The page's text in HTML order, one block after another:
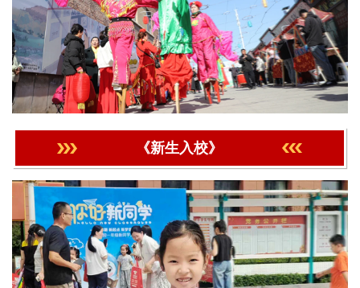
《新生入校》